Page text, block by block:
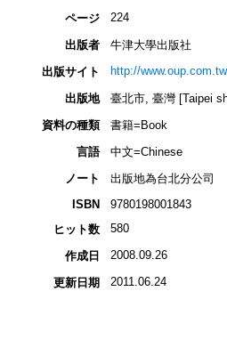
ページ 224
出版者
牛津大學出版社
出版サイト
http://
出版地
臺北市, 臺灣 [Taipei
資料の種類
書籍=Book
言語
中文=Chinese
ノート
出版地為台北分公司
ISBN
9780198001843
ヒット数
580
作成日 2008.09.26
更新日期 2011.06.24